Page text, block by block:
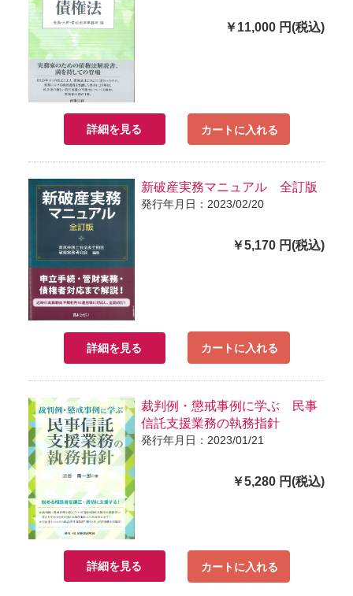
￥11,000 円(税込)
詳細を見る カートに入れる
新破産実務マニュアル 全訂版
発行年月日：2023/02/20
￥5,170 円(税込)
詳細を見る カートに入れる
裁判例・懲戒事例に学ぶ 民事
信託支援業務の執務指針
発行年月日：2023/01/21
￥5,280 円(税込)
詳細を見る カートに入れる